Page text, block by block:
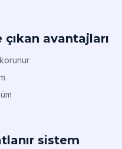
avantajları
sistem